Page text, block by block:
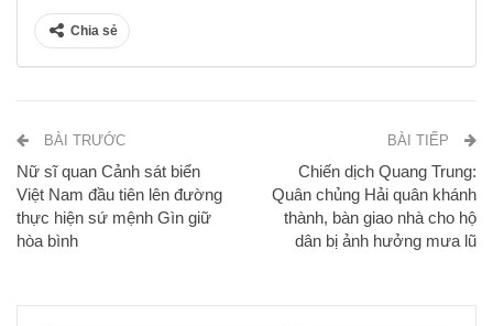
Chia sẻ
BÀI TRƯỚC
Nữ sĩ quan Cảnh sát biển
Việt Nam đầu tiên lên đường
thực hiện sứ mệnh Gìn giữ
hòa bình
BÀI TIẾP
Chiến dịch Quang Trung:
Quân chủng Hải quân khánh
thành, bàn giao nhà cho hộ
dân bị ảnh hưởng mưa lũ